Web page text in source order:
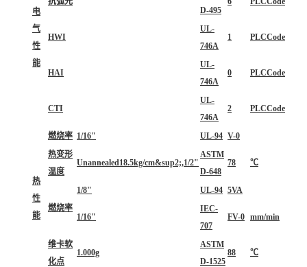
电
气
性
能
D-495
HWI
UL-
746A
1 PLCCode
HAI
UL-
746A
0 PLCCode
CTI
UL-
746A
2 PLCCode
热
性
能
燃烧率 1/16" UL-94 V-0
热变形
温度
Unannealed18.5kg/cm&sup2;,1/2"
ASTM
D-648
78 ℃
燃烧率
1/8" UL-94 5VA
1/16"
IEC-
707
FV-0 mm/min
维卡软
化点
1.000g
ASTM
D-1525
88 ℃